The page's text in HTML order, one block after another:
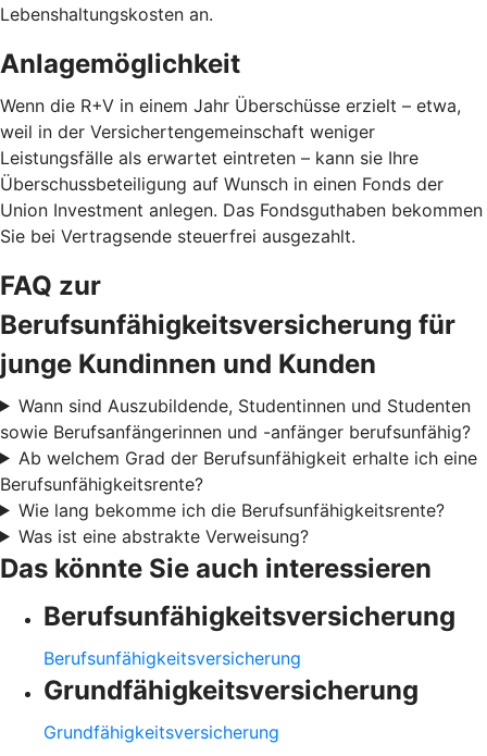
Lebenshaltungskosten an.
Anlagemöglichkeit
Wenn die R+V in einem Jahr Überschüsse erzielt – etwa,
weil in der Versichertengemeinschaft weniger
Leistungsfälle als erwartet eintreten – kann sie Ihre
Überschussbeteiligung auf Wunsch in einen Fonds der
Union Investment anlegen. Das Fondsguthaben bekommen
Sie bei Vertragsende steuerfrei ausgezahlt.
FAQ zur
Berufsunfähigkeitsversicherung für
junge Kundinnen und Kunden
Wann sind Auszubildende, Studentinnen und Studenten
sowie Berufsanfängerinnen und -anfänger berufsunfähig?
Ab welchem Grad der Berufsunfähigkeit erhalte ich eine
Berufsunfähigkeitsrente?
Wie lang bekomme ich die Berufsunfähigkeitsrente?
Was ist eine abstrakte Verweisung?
Das könnte Sie auch interessieren
Berufsunfähigkeitsversicherung
Berufsunfähigkeitsversicherung
Grundfähigkeitsversicherung
Grundfähigkeitsversicherung